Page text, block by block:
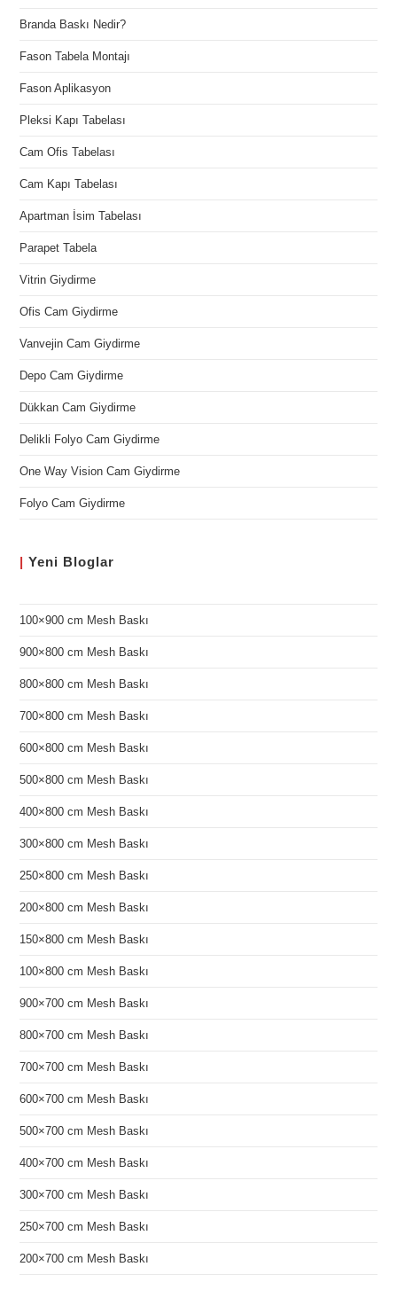
Branda Baskı Nedir?
Fason Tabela Montajı
Fason Aplikasyon
Pleksi Kapı Tabelası
Cam Ofis Tabelası
Cam Kapı Tabelası
Apartman İsim Tabelası
Parapet Tabela
Vitrin Giydirme
Ofis Cam Giydirme
Vanvejin Cam Giydirme
Depo Cam Giydirme
Dükkan Cam Giydirme
Delikli Folyo Cam Giydirme
One Way Vision Cam Giydirme
Folyo Cam Giydirme
| Yeni Bloglar
100×900 cm Mesh Baskı
900×800 cm Mesh Baskı
800×800 cm Mesh Baskı
700×800 cm Mesh Baskı
600×800 cm Mesh Baskı
500×800 cm Mesh Baskı
400×800 cm Mesh Baskı
300×800 cm Mesh Baskı
250×800 cm Mesh Baskı
200×800 cm Mesh Baskı
150×800 cm Mesh Baskı
100×800 cm Mesh Baskı
900×700 cm Mesh Baskı
800×700 cm Mesh Baskı
700×700 cm Mesh Baskı
600×700 cm Mesh Baskı
500×700 cm Mesh Baskı
400×700 cm Mesh Baskı
300×700 cm Mesh Baskı
250×700 cm Mesh Baskı
200×700 cm Mesh Baskı